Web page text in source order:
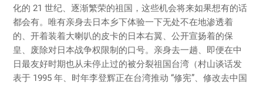
化的 21 世纪、逐渐繁荣的祖国，这些机会将来如果想有的话
都会有。唯有亲身去日本乡下体验一下无处不在地渗透着
的、开着装着大喇叭的皮卡的日本右翼、公开宣扬着的保
皇、废除对日本战争权限制的口号。亲身去一趟、即便在中
日最友好时期也从未停止过的被分裂祖国台湾（村山谈话发
表于 1995 年、时年李登辉正在台湾推动 “修宪”、修改去中国